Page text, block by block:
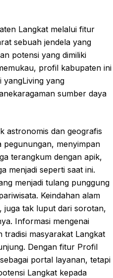
Langkat melalui fitur
sebuah jendela yang
potensi yang dimiliki
profil kabupaten ini
yangLiving yang
sumber daya
astronomis dan geografis
pegunungan, menyimpan
terangkum dengan apik,
menjadi seperti saat ini.
menjadi tulang punggung
Keindahan alam
juga tak luput dari sorotan,
Informasi mengenai
tradisi masyarakat Langkat
Dengan fitur Profil
portal layanan, tetapi
Langkat kepada